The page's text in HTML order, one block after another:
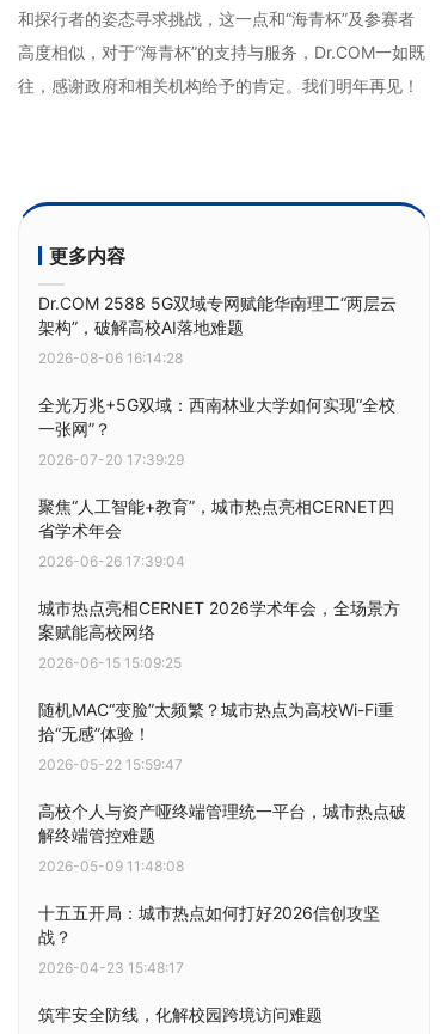
和探行者的姿态寻求挑战，这一点和“海青杯”及参赛者
高度相似，对于“海青杯”的支持与服务，Dr.COM一如既
往，感谢政府和相关机构给予的肯定。我们明年再见！
更多内容
Dr.COM 2588 5G双域专网赋能华南理工“两层云
架构”，破解高校AI落地难题
2026-08-06 16:14:28
全光万兆+5G双域：西南林业大学如何实现“全校
一张网”？
2026-07-20 17:39:29
聚焦“人工智能+教育”，城市热点亮相CERNET四
省学术年会
2026-06-26 17:39:04
城市热点亮相CERNET 2026学术年会，全场景方
案赋能高校网络
2026-06-15 15:09:25
随机MAC“变脸”太频繁？城市热点为高校Wi-Fi重
拾“无感”体验！
2026-05-22 15:59:47
高校个人与资产哑终端管理统一平台，城市热点破
解终端管控难题
2026-05-09 11:48:08
十五五开局：城市热点如何打好2026信创攻坚
战？
2026-04-23 15:48:17
筑牢安全防线，化解校园跨境访问难题